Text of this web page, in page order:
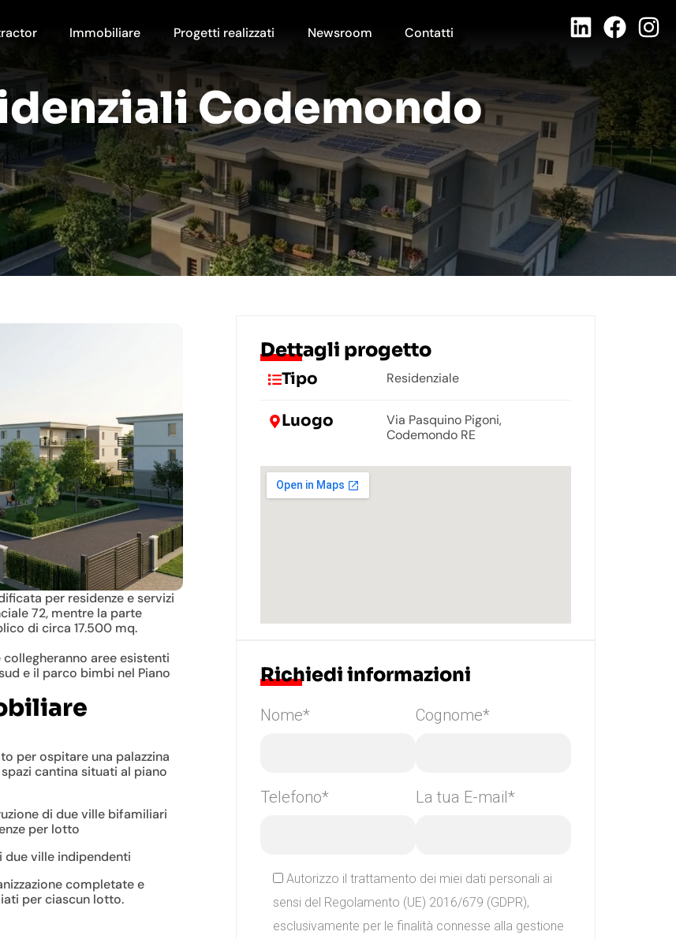
Immobiliare Progetti realizzati Newsroom Contatti
Codemondo
per residenze e servizi
72, mentre la parte
di circa 17.500 mq.
aree esistenti
e il parco bimbi nel Piano
per ospitare una palazzina
cantina situati al piano
di due ville bifamiliari
per lotto
due ville indipendenti
completate e
per ciascun lotto.
Dettagli progetto
Tipo Residenziale
Luogo
Via Pasquino Pigoni,
Codemondo RE
Richiedi informazioni
Nome* Cognome*
Telefono* La tua E-mail*
Autorizzo il trattamento dei miei dati personali ai
sensi del Regolamento (UE) 2016/679 (GDPR),
esclusivamente per le finalità connesse alla gestione